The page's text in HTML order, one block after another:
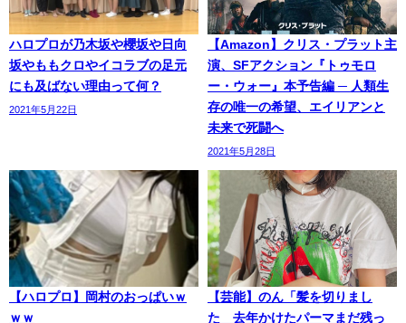
ハロプロが乃木坂や櫻坂や日向
坂やももクロやイコラブの足元
にも及ばない理由って何？
2021年5月22日
【Amazon】クリス・プラット主
演、SFアクション『トゥモロ
ー・ウォー』本予告編 ─ 人類生
存の唯一の希望、エイリアンと
未来で死闘へ
2021年5月28日
【ハロプロ】岡村のおっぱいｗ
ｗｗ
【芸能】のん「髪を切りまし
た 去年かけたパーマまだ残っ